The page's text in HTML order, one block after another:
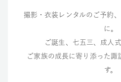
撮影・衣装レンタルのご予約
に。
ご誕生、七五三、成人
ご家族の成長に寄り添った諏
す。